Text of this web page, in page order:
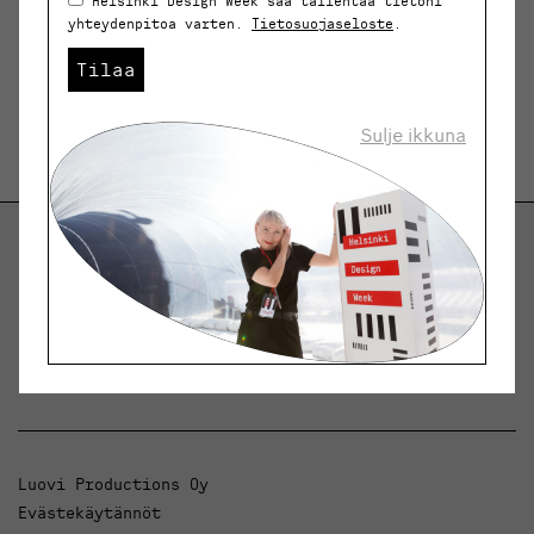
Helsinki Design Weekly.
Keskustelua, uutisia ja ilmiöitä muotoilusta ja
arkkitehtuurista.
Luovi Productions Oy
Evästekäytännöt
yhteydenpitoa varten. Tietosuojaseloste
Tilaa
Sulje ikkuna